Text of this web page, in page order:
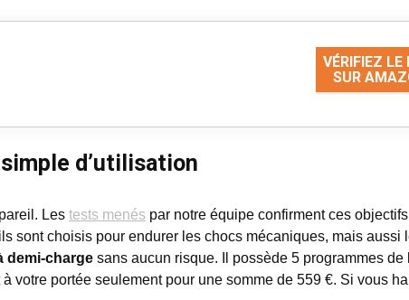
VÉRIFIEZ LE
SUR
d’utilisation
Les tests menés par notre équipe confirment ces
sont choisis pour endurer les chocs mécaniques, mais aussi
demi-charge sans aucun risque. Il possède 5 programmes de
votre portée seulement pour une somme de 559 €. Si vous